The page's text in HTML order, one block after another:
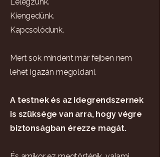
Kiengedünk.
Kapcsolódunk.
Mert sok mindent már fejben nem
lehet igazán megoldani.
A testnek és az idegrendszernek
is szüksége van arra, hogy végre
biztonságban érezze magát.